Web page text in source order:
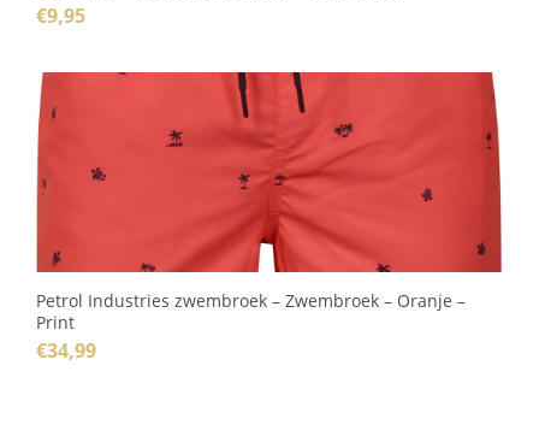
€9,95
Petrol Industries zwembroek – Zwembroek – Oranje –
Print
€34,99